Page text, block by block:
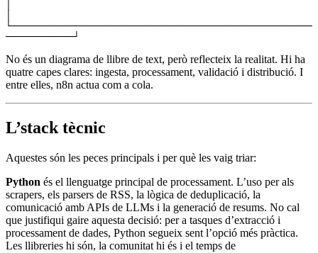
└─────────────────────────────────────────────────────
────────────┘
No és un diagrama de llibre de text, però reflecteix la realitat. Hi ha
quatre capes clares: ingesta, processament, validació i distribució. I
entre elles, n8n actua com a cola.
L’stack tècnic
Aquestes són les peces principals i per què les vaig triar:
Python és el llenguatge principal de processament. L’uso per als
scrapers, els parsers de RSS, la lògica de deduplicació, la
comunicació amb APIs de LLMs i la generació de resums. No cal
que justifiqui gaire aquesta decisió: per a tasques d’extracció i
processament de dades, Python segueix sent l’opció més pràctica.
Les llibreries hi són, la comunitat hi és i el temps de